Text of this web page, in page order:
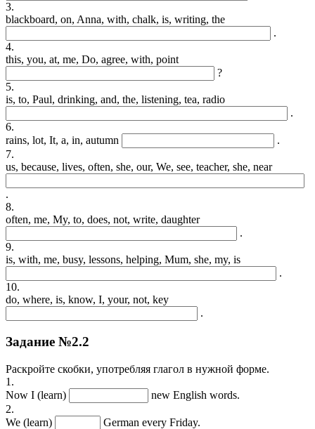
3.
blackboard, on, Anna, with, chalk, is, writing, the
.
4.
this, you, at, me, Do, agree, with, point
?
5.
is, to, Paul, drinking, and, the, listening, tea, radio
.
6.
rains, lot, It, a, in, autumn
.
7.
us, because, lives, often, she, our, We, see, teacher, she, near
.
8.
often, me, My, to, does, not, write, daughter
.
9.
is, with, me, busy, lessons, helping, Mum, she, my, is
.
10.
do, where, is, know, I, your, not, key
.
Задание №2.2
Раскройте скобки, употребляя глагол в нужной форме.
1.
Now I (learn)
new English words.
2.
We (learn)
German every Friday.